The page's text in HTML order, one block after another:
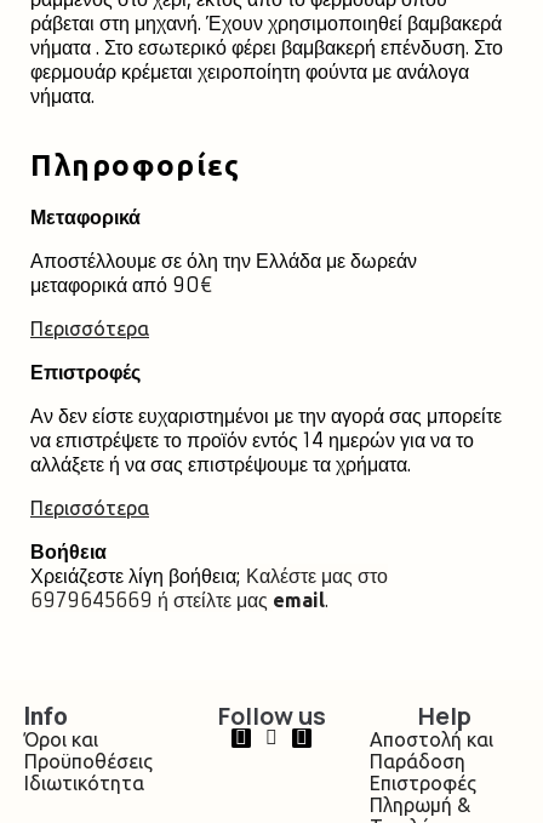
ράβεται στη μηχανή. Έχουν χρησιμοποιηθεί βαμβακερά
νήματα . Στο εσωτερικό φέρει βαμβακερή επένδυση. Στο
φερμουάρ κρέμεται χειροποίητη φούντα με ανάλογα
νήματα.
Πληροφορίες
Μεταφορικά
Αποστέλλουμε σε όλη την Ελλάδα με δωρεάν
μεταφορικά από 90€
Περισσότερα
Επιστροφές
Αν δεν είστε ευχαριστημένοι με την αγορά σας μπορείτε
να επιστρέψετε το προϊόν εντός 14 ημερών για να το
αλλάξετε ή να σας επιστρέψουμε τα χρήματα.
Περισσότερα
Βοήθεια
Χρειάζεστε λίγη βοήθεια; Καλέστε μας στο
6979645669 ή στείλτε μας email.
Info
Όροι και
Προϋποθέσεις
Ιδιωτικότητα
Follow us Help
Αποστολή και
Παράδοση
Επιστροφές
Πληρωμή &